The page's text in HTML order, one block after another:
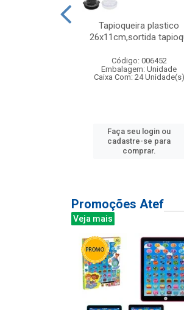
Tapioqueira plastico
26x11cm,sortida
Código: 006452
Embalagem: Unidade
Caixa Com: 24 Unidade(s)
Faça seu login ou
cadastre-se para
comprar.
Promoções Atef
Veja mais